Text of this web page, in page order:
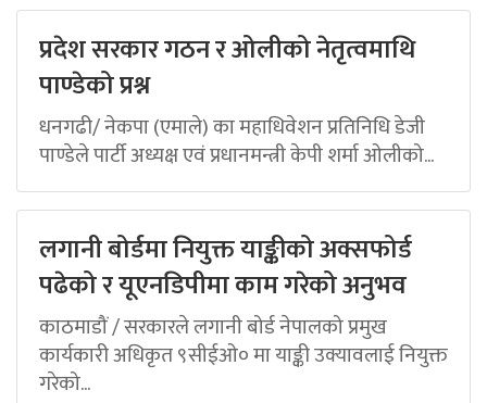
प्रदेश सरकार गठन र ओलीको नेतृत्वमाथि
पाण्डेको प्रश्न
धनगढी/ नेकपा (एमाले) का महाधिवेशन प्रतिनिधि डेजी
पाण्डेले पार्टी अध्यक्ष एवं प्रधानमन्त्री केपी शर्मा ओलीको...
लगानी बोर्डमा नियुक्त याङ्कीको अक्सफोर्ड
पढेको र यूएनडिपीमा काम गरेको अनुभव
काठमाडौं / सरकारले लगानी बोर्ड नेपालको प्रमुख
कार्यकारी अधिकृत ९सीईओ० मा याङ्की उक्यावलाई नियुक्त
गरेको...